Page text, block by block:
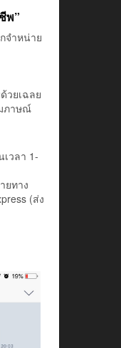
พ”
จำหน่าย
วยเฉลย
ภาษณ์
วลา 1-
ยทาง
(ส่ง